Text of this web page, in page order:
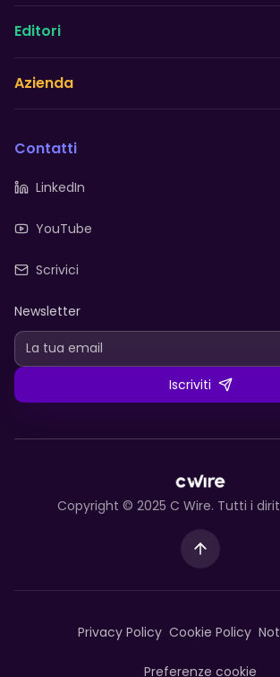
Editori
Azienda
Contatti
LinkedIn
YouTube
Scrivici
Newsletter
Iscriviti
Copyright © 2025 C Wire. Tutti i
Privacy Policy Cookie Policy
Preferenze cookie